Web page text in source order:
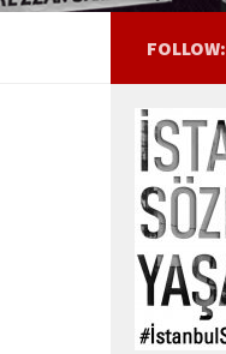
FOLLOW: